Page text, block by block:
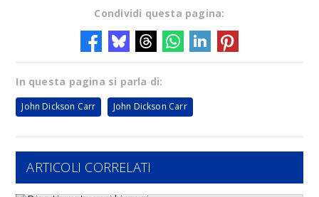
Condividi questa pagina:
In questa pagina si parla di:
John Dickson Carr John Dickson Carr
ARTICOLI CORRELATI